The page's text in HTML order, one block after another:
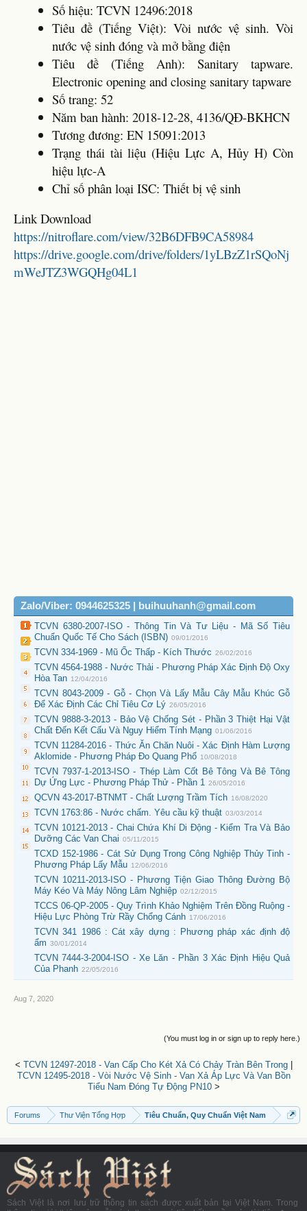
Số hiệu: TCVN 12496:2018
Tiêu đề (Tiếng Việt): Vòi nước vệ sinh. Vòi
nước vệ sinh đóng và mở bằng điện
Tiêu đề (Tiếng Anh): Sanitary tapware.
Electronic opening and closing sanitary tapware
Số trang: 52
Năm ban hành: 2018-12-28, 4136/QĐ-BKHCN
Tương đương: EN 15091:2013
Trạng thái tài liệu (Hiệu Lực A, Hủy H) Còn
hiệu lực-A
Chỉ số phân loại ISC: Thiết bị vệ sinh
Link Download
https://nitroflare.com/view/32B6DFB9CA58984
https://drive.google.com/drive/folders/1yLBzZ1rSQoNj
mWeJTZ3WGQHg04L1
Zalo/Viber: 0944625325 | buihuuhanh@gmail.com
TCVN 6380-2007-ISO - Thông Tin Và Tư Liệu - Mã Số Tiêu
Chuẩn Quốc Tế Cho Sách (ISBN) 09/01/2016
TCVN 334-1969 - Mũ Ốc Thấp - Kích Thước 26/02/2016
TCVN 4564-1988 - Nước Thải - Phương Pháp Xác Định Độ Oxy
Hòa Tan 12/04/2016
TCVN 8043-2009 - Gỗ - Chọn Và Lấy Mẫu Cây Mẫu Khúc Gỗ
Để Xác Định Các Chỉ Tiêu Cơ Lý 26/05/2016
TCVN 9888-3-2013 - Bảo Vệ Chống Sét - Phần 3 Thiệt Hại Vật
Chất Đến Kết Cấu Và Nguy Hiểm Tính Mạng 01/06/2016
TCVN 11284-2016 - Thức Ăn Chăn Nuôi - Xác Định Hàm Lượng
Aklomide - Phương Pháp Đo Quang Phổ 10/08/2018
TCVN 7937-1-2013-ISO - Thép Làm Cốt Bê Tông Và Bê Tông
Dự Ứng Lực - Phương Pháp Thử - Phần 1 26/05/2016
QCVN 43-2017-BTNMT - Chất Lượng Trầm Tích 16/08/2020
TCVN 1763:86 - Nước chấm. Yêu cầu kỹ thuật 03/03/2014
TCVN 10121-2013 - Chai Chứa Khí Di Động - Kiểm Tra Và Bảo
Dưỡng Các Van Chai 05/11/2015
TCXD 152-1986 - Cát Sử Dụng Trong Công Nghiệp Thủy Tinh -
Phương Pháp Lấy Mẫu 12/06/2016
TCVN 10211-2013-ISO - Phương Tiện Giao Thông Đường Bộ
Máy Kéo Và Máy Nông Lâm Nghiệp 02/12/2015
TCCS 06-QP-2005 - Quy Trình Khảo Nghiệm Trên Đồng Ruộng -
Hiệu Lực Phòng Trừ Rầy Chổng Cánh 17/06/2016
TCVN 341 1986 : Cát xây dựng : Phương pháp xác định độ
ẩm 30/01/2014
TCVN 7444-3-2004-ISO - Xe Lăn - Phần 3 Xác Định Hiệu Quả
Của Phanh 22/05/2016
Aug 7, 2020
(You must log in or sign up to reply here.)
< TCVN 12497-2018 - Van Cấp Cho Két Xả Có Chảy Tràn Bên Trong|
TCVN 12495-2018 - Vòi Nước Vệ Sinh - Van Xả Áp Lực Và Van Bồn
Tiểu Nam Đóng Tự Động PN10>
Forums Thư Viện Tổng Hợp Tiêu Chuẩn, Quy Chuẩn Việt Nam
Sách Việt là nơi lưu trữ thông tin sách được xuất bản tại Việt Nam. Trong